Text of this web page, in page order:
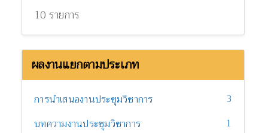
10 รายการ
ผลงานแยกตามประเภท
การนำเสนองานประชุมวิชาการ
3
บทความงานประชุมวิชาการ
1